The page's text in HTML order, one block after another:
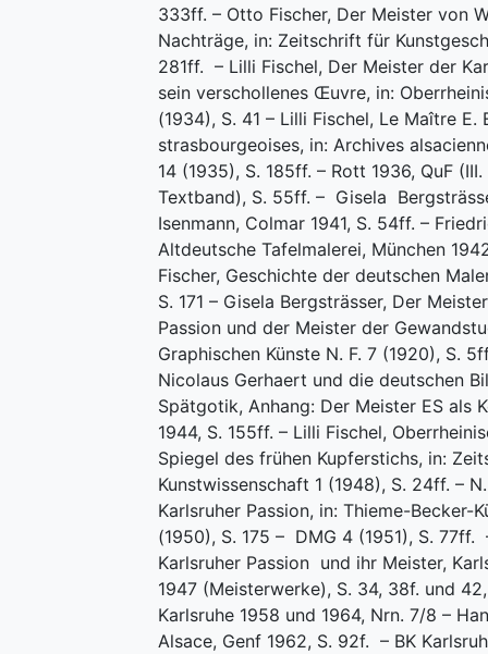
333ff. – Otto Fischer, Der Meister von
Nachträge, in: Zeitschrift für
281ff. – Lilli Fischel, Der Meister der
sein verschollenes Œuvre, in:
(1934), S. 41 – Lilli Fischel, Le Maître E.
strasbourgeoises, in: Archives
14 (1935), S. 185ff. – Rott 1936, QuF
Textband), S. 55ff. – Gisela
Isenmann, Colmar 1941, S. 54ff. –
Altdeutsche Tafelmalerei, München
Fischer, Geschichte der deutschen
S. 171 – Gisela Bergsträsser, Der
Passion und der Meister der
Graphischen Künste N. F. 7 (1920), S.
Nicolaus Gerhaert und die deutschen
Spätgotik, Anhang: Der Meister ES als
1944, S. 155ff. – Lilli Fischel,
Spiegel des frühen Kupferstichs, in:
Kunstwissenschaft 1 (1948), S. 24ff. –
Karlsruher Passion, in: Thieme-Becker-
(1950), S. 175 – DMG 4 (1951), S.
Karlsruher Passion und ihr Meister,
1947 (Meisterwerke), S. 34, 38f. und
Karlsruhe 1958 und 1964, Nrn. 7/8 –
Alsace, Genf 1962, S. 92f. – BK